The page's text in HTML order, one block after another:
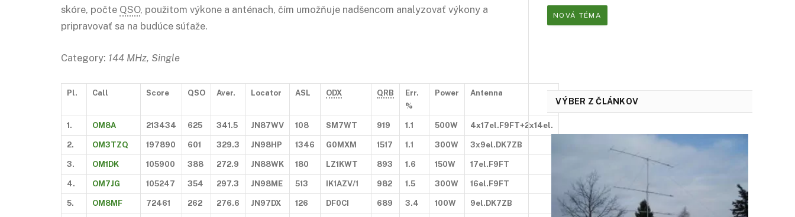
skóre, počte QSO, použitom výkone a anténach, čím umožňuje nadšencom analyzovať výkony a
pripravovať sa na budúce súťaže.
Category: 144 MHz, Single
Pl. Call Score QSO Aver. Locator ASL ODX QRB
Err.
%
Power Antenna
1. OM8A 213434 625 341.5 JN87WV 108 SM7WT 919 1.1 500W 4x17el.F9FT+2x14el.
2. OM3TZQ 197890 601 329.3 JN98HP 1346 G0MXM 1517 1.1 300W 3x9el.DK7ZB
3. OM1DK 105900 388 272.9 JN88WK 180 LZ1KWT 893 1.6 150W 17el.F9FT
4. OM7JG 105247 354 297.3 JN98ME 513 IK1AZV/1 982 1.5 300W 16el.F9FT
5. OM8MF 72461 262 276.6 JN97DX 126 DF0CI 689 3.4 100W 9el.DK7ZB
NOVÁ TÉMA
VÝBER Z ČLÁNKOV